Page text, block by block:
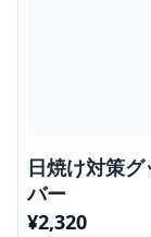
日焼け対策
バー
¥2,320